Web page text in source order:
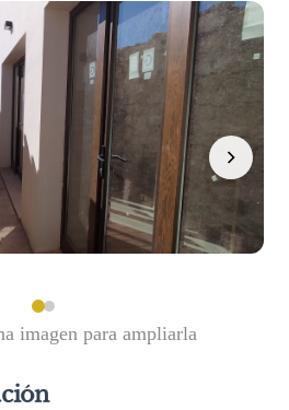
imagen para ampliarla